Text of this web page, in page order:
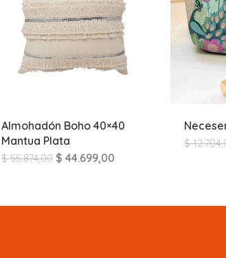
Almohadón Boho 40×40
Mantua Plata
$55.874,00 $ 44.699,00
$